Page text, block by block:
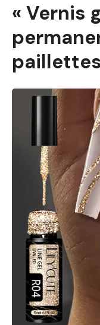
« Vernis